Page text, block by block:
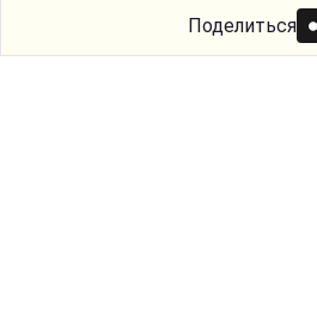
Поделиться